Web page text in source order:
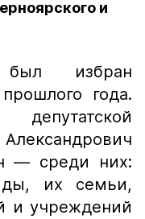
и
избран
года.
— среди них:
их семьи,
и учреждений